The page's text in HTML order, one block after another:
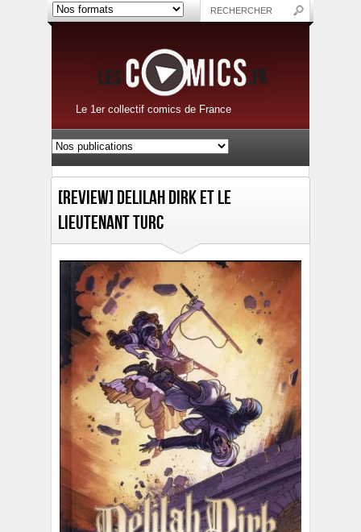
Le 1er collectif comics de France
[Review] Delilah Dirk et le
lieutenant turc